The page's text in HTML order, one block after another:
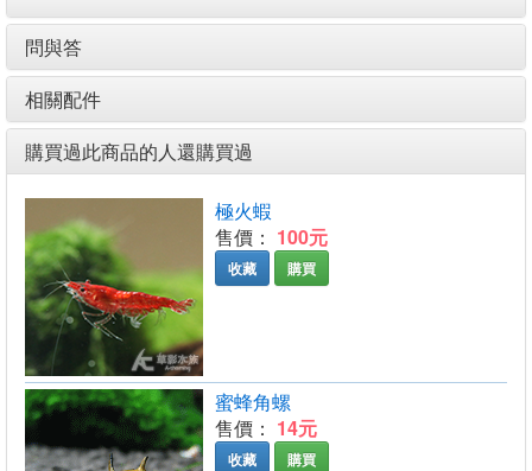
問與答
相關配件
購買過此商品的人還購買過
極火蝦
售價： 100元
收藏 購買
蜜蜂角螺
售價： 14元
收藏 購買